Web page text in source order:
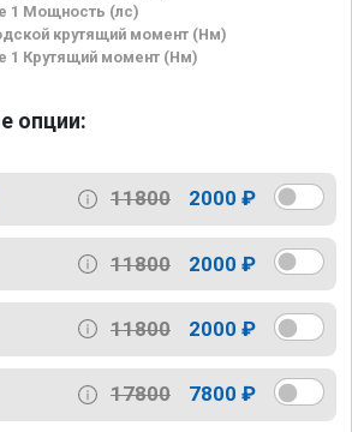
1 Мощность (лс)
крутящий момент (Нм)
1 Крутящий момент (Нм)
опции:
11800 2000 ₽
11800 2000 ₽
11800 2000 ₽
17800 7800 ₽